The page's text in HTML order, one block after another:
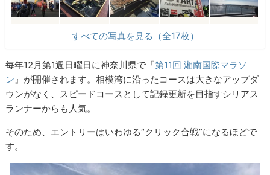
すべての写真を見る（全17枚）
毎年12月第1週日曜日に神奈川県で『第11回 湘南国際マラソ
ン 』が開催されます。相模湾に沿ったコースは大きなアップダ
ウンがなく、スピードコースとして記録更新を目指すシリアス
ランナーからも人気。
そのため、エントリーはいわゆる“クリック合戦”になるほどで
す。